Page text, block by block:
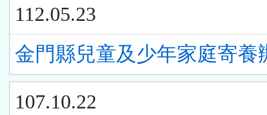
112.05.23
金門縣兒童及少年家庭寄養
107.10.22